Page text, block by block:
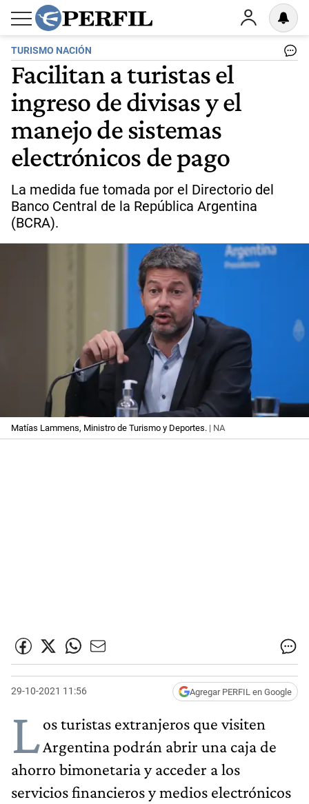
TURISMO NACIÓN
Facilitan a turistas el
ingreso de divisas y el
manejo de sistemas
electrónicos de pago
La medida fue tomada por el Directorio del
Banco Central de la República Argentina
(BCRA).
Matías Lammens, Ministro de Turismo y Deportes. | NA
29-10-2021 11:56 Agregar PERFIL en Google
Los turistas extranjeros que visiten
Argentina podrán abrir una caja de
ahorro bimonetaria y acceder a los
servicios financieros y medios electrónicos